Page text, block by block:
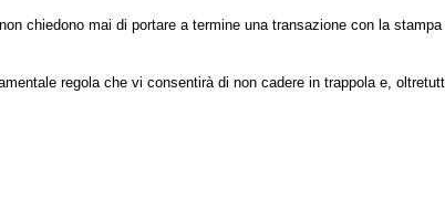
chiedono mai di portare a termine una transazione con la
regola che vi consentirà di non cadere in trappola e,